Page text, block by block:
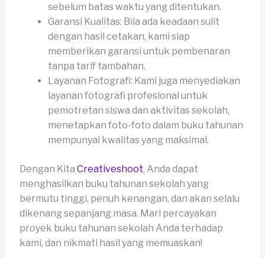
sebelum batas waktu yang ditentukan.
Garansi Kualitas: Bila ada keadaan sulit
dengan hasil cetakan, kami siap
memberikan garansi untuk pembenaran
tanpa tarif tambahan.
Layanan Fotografi: Kami juga menyediakan
layanan fotografi profesional untuk
pemotretan siswa dan aktivitas sekolah,
menetapkan foto-foto dalam buku tahunan
mempunyai kwalitas yang maksimal.
Dengan Kita Creativeshoot, Anda dapat
menghasilkan buku tahunan sekolah yang
bermutu tinggi, penuh kenangan, dan akan selalu
dikenang sepanjang masa. Mari percayakan
proyek buku tahunan sekolah Anda terhadap
kami, dan nikmati hasil yang memuaskan!